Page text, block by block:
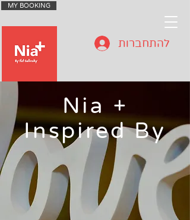
MY BOOKING
להתחברות
Nia +
Inspired By